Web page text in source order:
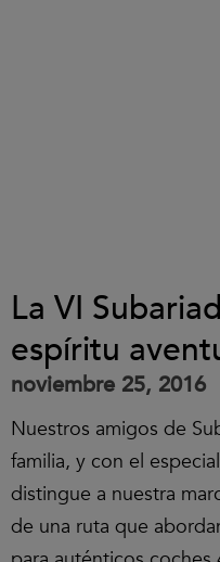
La VI
espíritu
noviembre 25, 2016
Nuestros amigos de
familia, y con el
distingue a nuestra
de una ruta que